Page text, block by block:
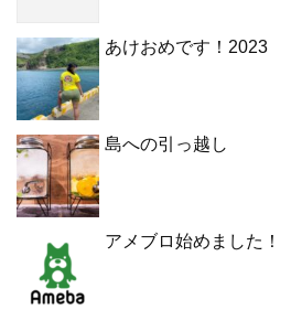
あけおめです！2023
島への引っ越し
アメブロ始めました！